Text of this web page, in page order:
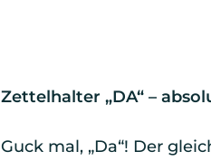
Zettelhalter „DA“ –
Guck mal, „Da“! Der